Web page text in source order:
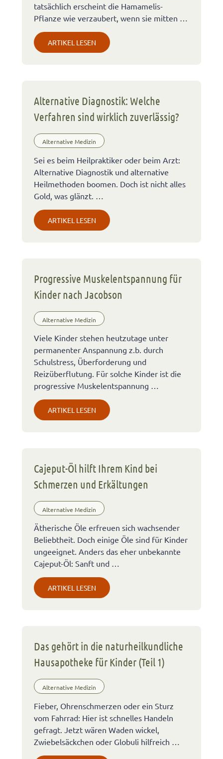
tatsächlich erscheint die Hamamelis-
Pflanze wie verzaubert, wenn sie mitten …
ARTIKEL LESEN
Alternative Diagnostik: Welche
Verfahren sind wirklich zuverlässig?
Alternative Medizin
Sei es beim Heilpraktiker oder beim Arzt:
Alternative Diagnostik und alternative
Heilmethoden boomen. Doch ist nicht alles
Gold, was glänzt. …
ARTIKEL LESEN
Progressive Muskelentspannung für
Kinder nach Jacobson
Alternative Medizin
Viele Kinder stehen heutzutage unter
permanenter Anspannung z.b. durch
Schulstress, Überforderung und
Reizüberflutung. Für solche Kinder ist die
progressive Muskelentspannung …
ARTIKEL LESEN
Cajeput-Öl hilft Ihrem Kind bei
Schmerzen und Erkältungen
Alternative Medizin
Ätherische Öle erfreuen sich wachsender
Beliebtheit. Doch einige Öle sind für Kinder
ungeeignet. Anders das eher unbekannte
Cajeput-Öl: Sanft und …
ARTIKEL LESEN
Das gehört in die naturheilkundliche
Hausapotheke für Kinder (Teil 1)
Alternative Medizin
Fieber, Ohrenschmerzen oder ein Sturz
vom Fahrrad: Hier ist schnelles Handeln
gefragt. Jetzt wären Waden wickel,
Zwiebelsäckchen oder Globuli hilfreich …